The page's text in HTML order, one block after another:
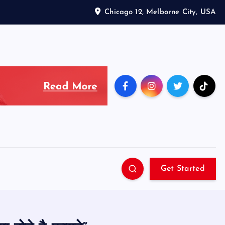
Chicago 12, Melborne City, USA
Get Started